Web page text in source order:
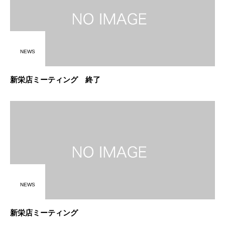
NEWS
新栄店ミーティング 終了
NEWS
新栄店ミーティング